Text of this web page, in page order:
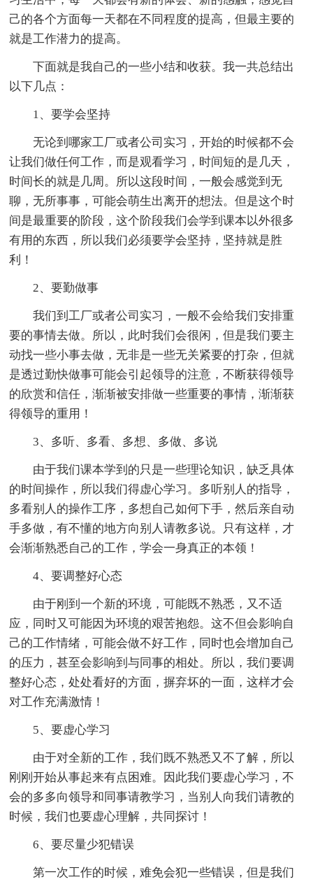
己的各个方面每一天都在不同程度的提高，但最主要的
就是工作潜力的提高。
下面就是我自己的一些小结和收获。我一共总结出
以下几点：
1、要学会坚持
无论到哪家工厂或者公司实习，开始的时候都不会
让我们做任何工作，而是观看学习，时间短的是几天，
时间长的就是几周。所以这段时间，一般会感觉到无
聊，无所事事，可能会萌生出离开的想法。但是这个时
间是最重要的阶段，这个阶段我们会学到课本以外很多
有用的东西，所以我们必须要学会坚持，坚持就是胜
利！
2、要勤做事
我们到工厂或者公司实习，一般不会给我们安排重
要的事情去做。所以，此时我们会很闲，但是我们要主
动找一些小事去做，无非是一些无关紧要的打杂，但就
是透过勤快做事可能会引起领导的注意，不断获得领导
的欣赏和信任，渐渐被安排做一些重要的事情，渐渐获
得领导的重用！
3、多听、多看、多想、多做、多说
由于我们课本学到的只是一些理论知识，缺乏具体
的时间操作，所以我们得虚心学习。多听别人的指导，
多看别人的操作工序，多想自己如何下手，然后亲自动
手多做，有不懂的地方向别人请教多说。只有这样，才
会渐渐熟悉自己的工作，学会一身真正的本领！
4、要调整好心态
由于刚到一个新的环境，可能既不熟悉，又不适
应，同时又可能因为环境的艰苦抱怨。这不但会影响自
己的工作情绪，可能会做不好工作，同时也会增加自己
的压力，甚至会影响到与同事的相处。所以，我们要调
整好心态，处处看好的方面，摒弃坏的一面，这样才会
对工作充满激情！
5、要虚心学习
由于对全新的工作，我们既不熟悉又不了解，所以
刚刚开始从事起来有点困难。因此我们要虚心学习，不
会的多多向领导和同事请教学习，当别人向我们请教的
时候，我们也要虚心理解，共同探讨！
6、要尽量少犯错误
第一次工作的时候，难免会犯一些错误，但是我们